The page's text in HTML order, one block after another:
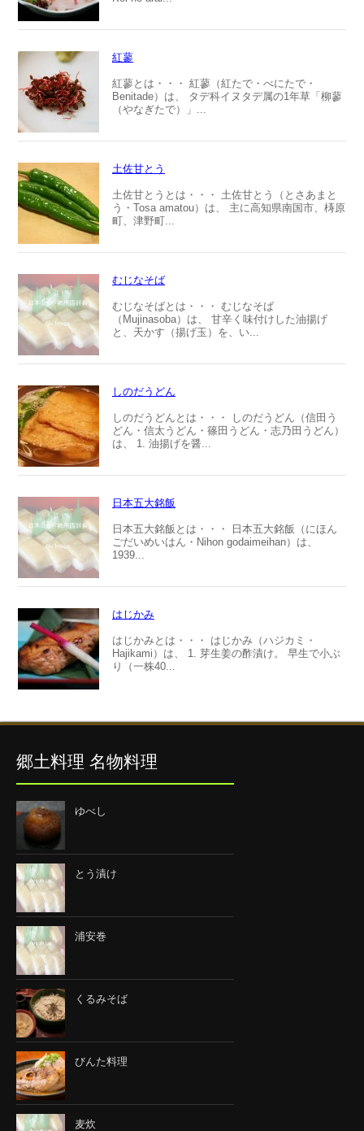
紅蓼
紅蓼とは・・・ 紅蓼（紅たで・べにたで・
Benitade）は、 タデ科イヌタデ属の1年草「柳蓼
（やなぎたで）」...
土佐甘とう
土佐甘とうとは・・・ 土佐甘とう（とさあまと
う・Tosa amatou）は、 主に高知県南国市、梼原
町、津野町...
むじなそば
むじなそばとは・・・ むじなそば
（Mujinasoba）は、 甘辛く味付けした油揚げ
と、天かす（揚げ玉）を、い...
しのだうどん
しのだうどんとは・・・ しのだうどん（信田う
どん・信太うどん・篠田うどん・志乃田うどん）
は、 1. 油揚げを醤...
日本五大銘飯
日本五大銘飯とは・・・ 日本五大銘飯（にほん
ごだいめいはん・Nihon godaimeihan）は、
1939...
はじかみ
はじかみとは・・・ はじかみ（ハジカミ・
Hajikami）は、 1. 芽生姜の酢漬け。 早生で小ぶ
り（一株40...
郷土料理 名物料理
ゆべし
とう漬け
浦安巻
くるみそば
びんた料理
麦炊